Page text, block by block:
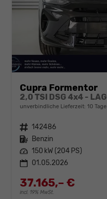
Cupra Formentor
2,0 TSI DSG 4x4 -
unverbindliche Lieferzeit: 10 Tage
Fahrzeugnr. 142486
Kraftstoff Benzin
Leistung 150 kW (204 PS)
01.05.2026
37.165,– €
incl. 19% MwSt.